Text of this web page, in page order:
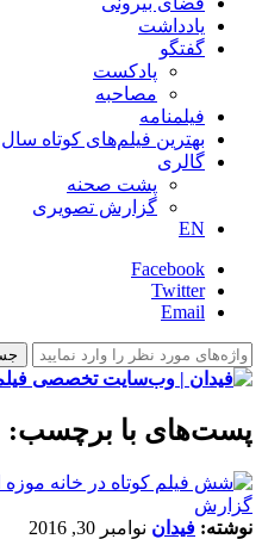
یادداشت
گفتگو
پادکست
مصاحبه
فیلمنامه
بهترین فیلم‌های کوتاه سال
گالری
پشت صحنه
گزارش تصویری
EN
Facebook
Twitter
Email
پست‌های با برچسب:
گزارش
نوشته: فیدان نوامبر 30, 2016